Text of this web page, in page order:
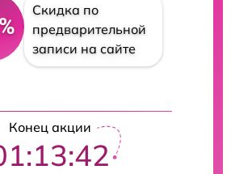
Скидка по
предварительной
записи на сайте
Конец акции